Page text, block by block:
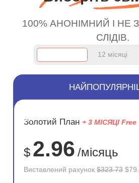
100% АНОНІМНИЙ І
СЛІДІВ.
12 місяці
ЗНИЖКА
75%
Золотий План + 3 МІСЯЦІ Free
$ 2.96 /місяць
Виставлений рахунок$323.73